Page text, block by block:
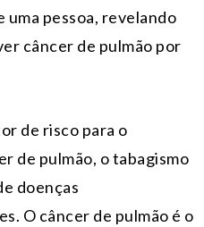
uma pessoa, revelando
câncer de pulmão por
de risco para o
de pulmão, o tabagismo
doenças
O câncer de pulmão é o